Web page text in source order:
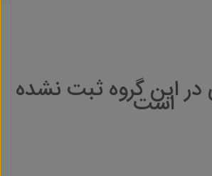
این گروه ثبت نشده
است